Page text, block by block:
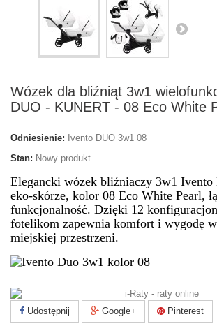
Wózek dla bliźniąt 3w1
DUO - KUNERT - 08 Eco White
Odniesienie: Ivento DUO 3w1 08
Stan: Nowy produkt
Elegancki wózek bliźniaczy 3w1 Ivento
eko-skórze, kolor 08 Eco White Pearl,
funkcjonalność. Dzięki 12
fotelikom zapewnia komfort i wygodę
miejskiej przestrzeni.
Udostępnij Google+ Pinterest